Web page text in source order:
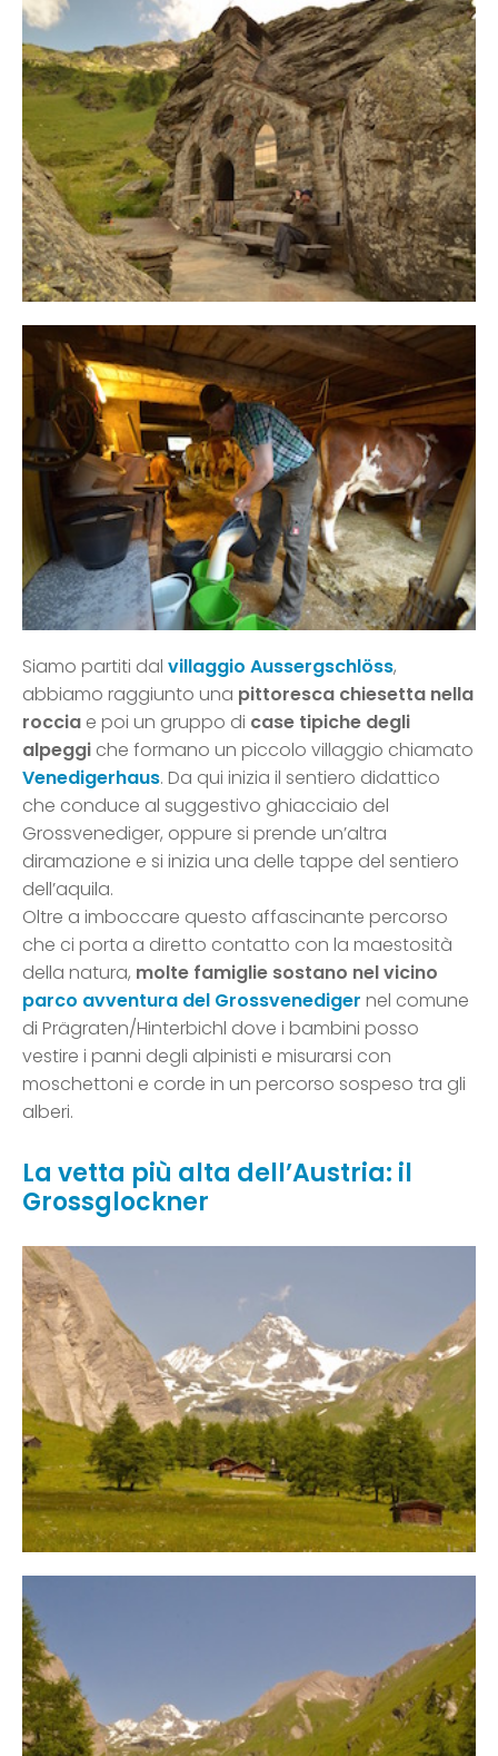
Siamo partiti dal villaggio Aussergschlöss,
abbiamo raggiunto una pittoresca chiesetta nella
roccia e poi un gruppo di case tipiche degli
alpeggi che formano un piccolo villaggio chiamato
Venedigerhaus. Da qui inizia il sentiero didattico
che conduce al suggestivo ghiacciaio del
Grossvenediger, oppure si prende un’altra
diramazione e si inizia una delle tappe del sentiero
dell’aquila.
Oltre a imboccare questo affascinante percorso
che ci porta a diretto contatto con la maestosità
della natura, molte famiglie sostano nel vicino
parco avventura del Grossvenediger nel comune
di Prägraten/Hinterbichl dove i bambini posso
vestire i panni degli alpinisti e misurarsi con
moschettoni e corde in un percorso sospeso tra gli
alberi.
La vetta più alta dell’Austria: il
Grossglockner